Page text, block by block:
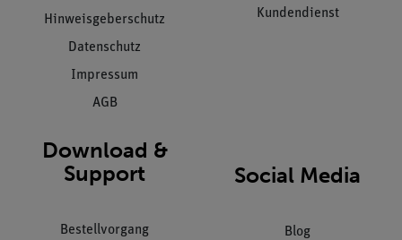
Hinweisgeberschutz
Datenschutz
Impressum
AGB
Kundendienst
Download &
Support
Bestellvorgang
Social Media
Blog